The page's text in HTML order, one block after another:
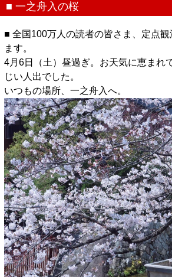
■ 一之舟入の桜
■ 全国100万人の読者の皆さま、定点
ます。
4月6日（土）昼過ぎ。お天気に恵まれ
じい人出でした。
いつもの場所、一之舟入へ。